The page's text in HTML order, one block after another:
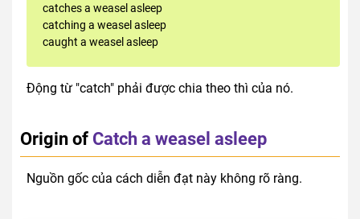
catches a weasel asleep
catching a weasel asleep
caught a weasel asleep
Động từ "catch" phải được chia theo thì của nó.
Origin of Catch a weasel asleep
Nguồn gốc của cách diễn đạt này không rõ ràng.